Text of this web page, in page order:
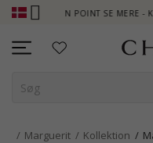
POINT SE MERE - KLIK HER
Marguerit Kollektion